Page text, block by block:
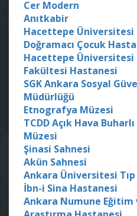
Cer Modern
Anıtkabir
Hacettepe Üniversitesi
Doğramacı Çocuk
Hacettepe Üniversitesi
Fakültesi Hastanesi
SGK Ankara Sosyal
Müdürlüğü
Etnografya Müzesi
TCDD Açık Hava
Müzesi
Şinasi Sahnesi
Akün Sahnesi
Ankara Üniversitesi
İbn-i Sina Hastanesi
Ankara Numune Eğitim